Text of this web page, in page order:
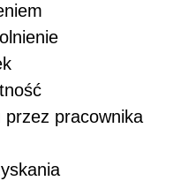
przez pracownika